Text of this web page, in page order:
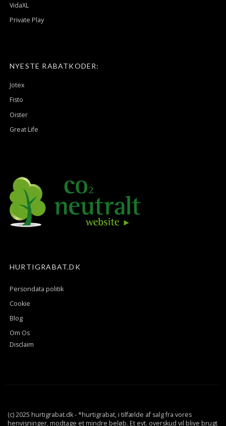
VidaXL
Private Play
NYESTE RABATKODER:
Jotex
Fisto
Oister
Great Life
HURTIGRABAT.DK
Persondata politik
Cookie
Blog
Om Os
Disclaim
(c) 2025 hurtigrabat.dk - *hurtigrabat, i tilfælde af salg fra vores
henvisninger, modtage et mindre beløb. Et evt. overskud vil blive brugt